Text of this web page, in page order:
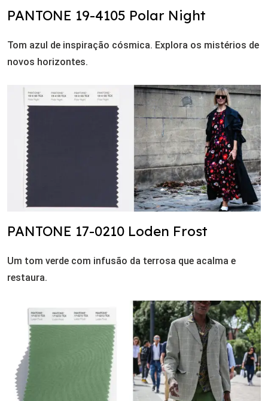
PANTONE 19-4105 Polar Night
Tom azul de inspiração cósmica. Explora os mistérios de
novos horizontes.
PANTONE 17-0210 Loden Frost
Um tom verde com infusão da terrosa que acalma e
restaura.